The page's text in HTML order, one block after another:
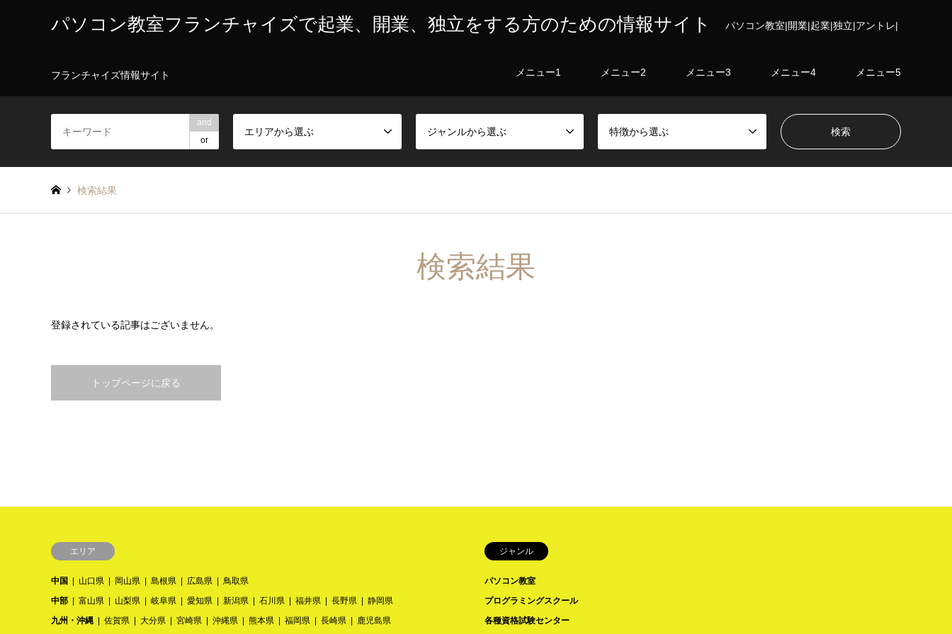
パソコン教室フランチャイズで起業、開業、独立をする方のための情報サイト パソコン教室|開業|起業|独立|アントレ|
フランチャイズ情報サイト メニュー1 メニュー2 メニュー3 メニュー4 メニュー5
and
or
エリアから選ぶ ジャンルから選ぶ 特徴から選ぶ
検索結果
検索結果
登録されている記事はございません。
トップページに戻る
エリア
中国 山口県 岡山県 島根県 広島県
鳥取県
中部
富山県 山梨県 岐阜県 愛知県 新潟県 石川県 福井県 長野県
静岡県
九州・沖縄
佐賀県 大分県 宮崎県 沖縄県 熊本県 福岡県 長崎県 鹿児島県
ジャンル
パソコン教室
プログラミングスクール
各種資格試験センター